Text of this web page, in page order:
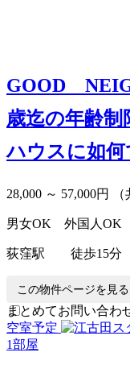
GOOD
歳迄の年齢
ハウスに如
28,000 ～ 57,000円
男女OK 外国人
荻窪駅 徒歩15分
この物件ページを見る
まとめてお問い合わ
空室予定
1部屋